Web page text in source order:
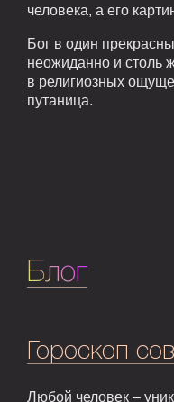
человека, а его
Бог в один
неожиданно и столь
в религиозных
путаница.
Блог
Гороскоп
Любой человек –